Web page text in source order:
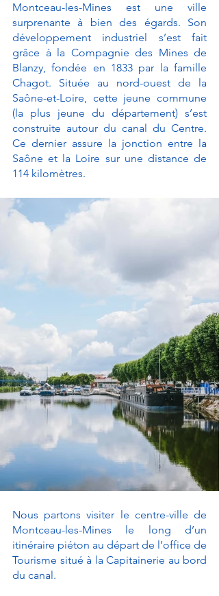
Montceau-les-Mines est une ville
surprenante à bien des égards. Son
développement industriel s’est fait
grâce à la Compagnie des Mines de
Blanzy, fondée en 1833 par la famille
Chagot. Située au nord-ouest de la
Saône-et-Loire, cette jeune commune
(la plus jeune du département) s’est
construite autour du canal du Centre.
Ce dernier assure la jonction entre la
Saône et la Loire sur une distance de
114 kilomètres.
Nous partons visiter le centre-ville de
Montceau-les-Mines le long d’un
itinéraire piéton au départ de l’office de
Tourisme situé à la Capitainerie au bord
du canal.